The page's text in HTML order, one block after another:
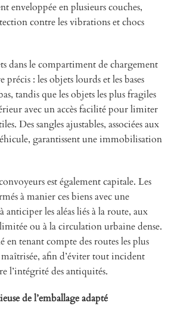
enveloppée en plusieurs couches,
contre les vibrations et chocs
dans le compartiment de chargement
: les objets lourds et les bases
tandis que les objets les plus fragiles
avec un accès facilité pour limiter
Des sangles ajustables, associées aux
garantissent une immobilisation
est également capitale. Les
à manier ces biens avec une
anticiper les aléas liés à la route, aux
ou à la circulation urbaine dense.
en tenant compte des routes les plus
maîtrisée, afin d’éviter tout incident
l’intégrité des antiquités.
de l’emballage adapté